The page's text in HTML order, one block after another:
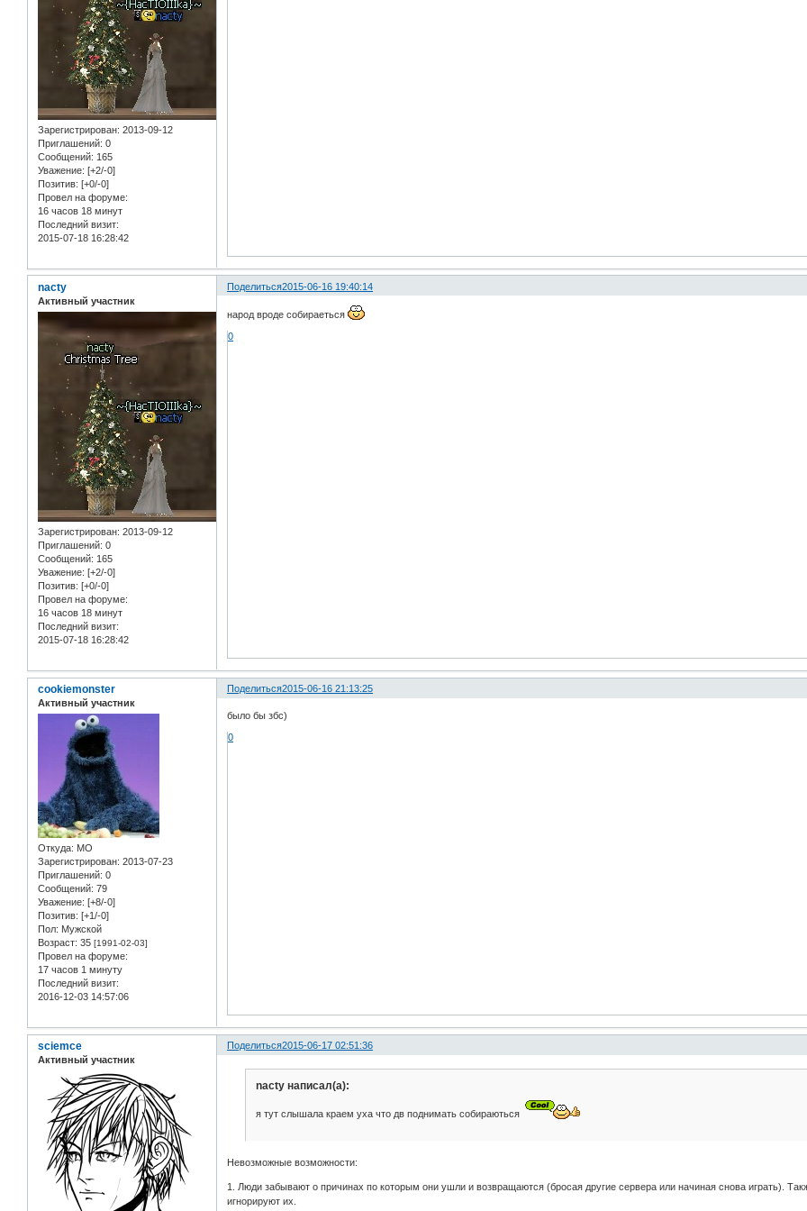
Зарегистрирован: 2013-09-12
Приглашений: 0
Сообщений: 165
Уважение: [+2/-0]
Позитив: [+0/-0]
Провел на форуме:
16 часов 18 минут
Последний визит:
2015-07-18 16:28:42
Поделиться2015-06-16 19:40:14
nacty
Активный участник
Зарегистрирован: 2013-09-12
Приглашений: 0
Сообщений: 165
Уважение: [+2/-0]
Позитив: [+0/-0]
Провел на форуме:
16 часов 18 минут
Последний визит:
2015-07-18 16:28:42
народ вроде собираеться
0
Поделиться2015-06-16 21:13:25
cookiemonster
Активный участник
Откуда: МО
Зарегистрирован: 2013-07-23
Приглашений: 0
Сообщений: 79
Уважение: [+8/-0]
Позитив: [+1/-0]
Пол: Мужской
Возраст: 35 [1991-02-03]
Провел на форуме:
17 часов 1 минуту
Последний визит:
2016-12-03 14:57:06
было бы збс)
0
Поделиться2015-06-17 02:51:36
sciemce
Активный участник
nacty написал(а):
я тут слышала краем уха что дв поднимать собираються
Невозможные возможности:
1. Люди забывают о причинах по которым они ушли и возвращаются (бросая другие сервера или начиная снова играть).
игнорируют их.